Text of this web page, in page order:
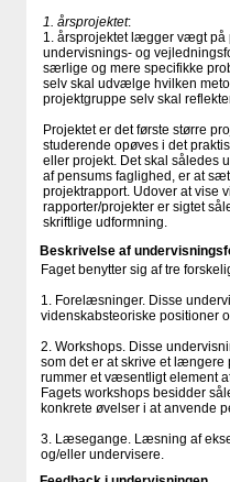
1. årsprojektet:
1. årsprojektet lægger vægt på
undervisnings- og
særlige og mere specifikke
selv skal udvælge hvilken
projektgruppe selv skal
Projektet er det første større
studerende opøves i det
eller projekt. Det skal således
af pensums faglighed, er at
projektrapport. Udover at vise
rapporter/projekter er sigtet
skriftlige udformning.
Beskrivelse af
Faget benytter sig af tre
1. Forelæsninger. Disse
videnskabsteoriske positioner
2. Workshops. Disse
som det er at skrive et
rummer et væsentligt element
Fagets workshops besidder
konkrete øvelser i at anvende
3. Læsegange. Læsning af
og/eller undervisere.